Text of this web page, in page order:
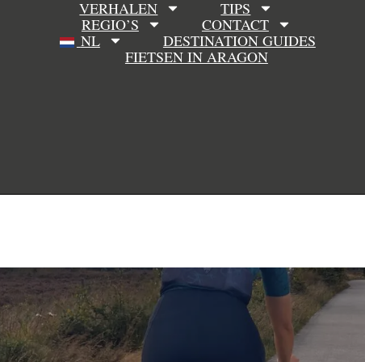
VERHALEN
TIPS
REGIO’S
CONTACT
NL
DESTINATION GUIDES
FIETSEN IN ARAGON